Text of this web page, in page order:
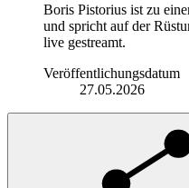
Boris Pistorius ist zu
und spricht auf der
live gestreamt.
Veröffentlichungsdatum
27.05.2026